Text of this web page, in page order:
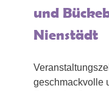
und
Nienstädt
geschmackvolle